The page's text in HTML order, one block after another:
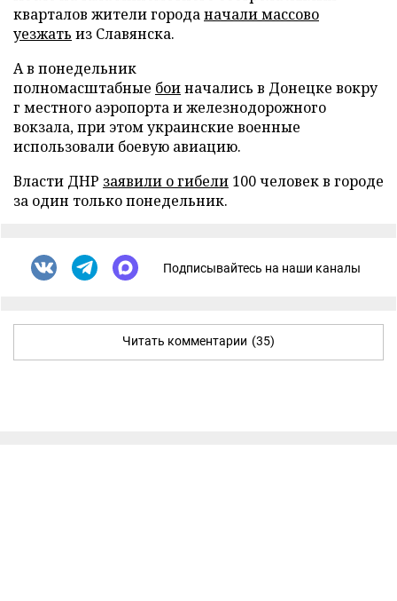
кварталов жители городаначали массово
уезжать из Славянска.
А в понедельник
полномасштабные боиначались в Донецке вокру
г местного аэропорта и железнодорожного
вокзала, при этом украинские военные
использовали боевую авиацию.
Власти ДНР заявили о гибели 100 человек в городе
за один только понедельник.
Подписывайтесь на наши каналы
Читать комментарии (35)